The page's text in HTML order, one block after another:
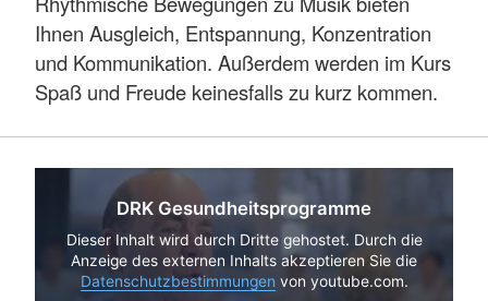
Ihnen Ausgleich, Entspannung, Konzentration
und Kommunikation. Außerdem werden im Kurs
Spaß und Freude keinesfalls zu kurz kommen.
DRK Gesundheitsprogramme
Dieser Inhalt wird durch Dritte gehostet. Durch die
Anzeige des externen Inhalts akzeptieren Sie die
Datenschutzbestimmungen von youtube.com.